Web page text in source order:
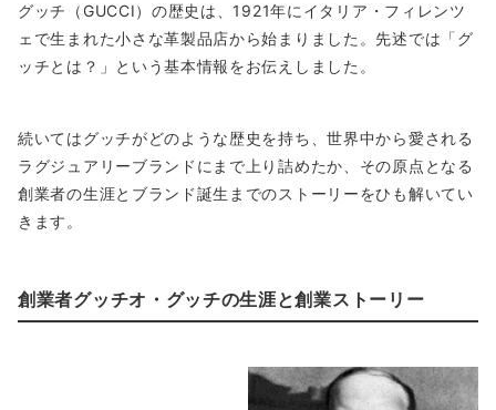
グッチ（GUCCI）の歴史は、1921年にイタリア・フィレンツ
ェで生まれた小さな革製品店から始まりました。先述では「グ
ッチとは？」という基本情報をお伝えしました。
続いてはグッチがどのような歴史を持ち、世界中から愛される
ラグジュアリーブランドにまで上り詰めたか、その原点となる
創業者の生涯とブランド誕生までのストーリーをひも解いてい
きます。
創業者グッチオ・グッチの生涯と創業ストーリー